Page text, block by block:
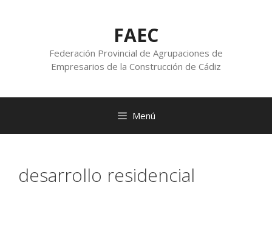
FAEC
Federación Provincial de Agrupaciones de
Empresarios de la Construcción de Cádiz
Menú
desarrollo residencial